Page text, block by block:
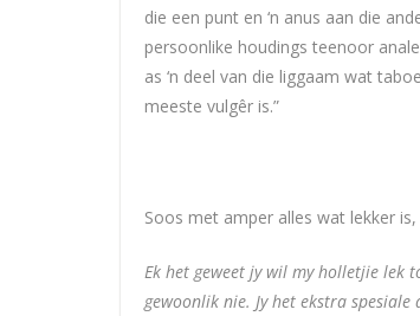
die een punt en ‘n anus aan die
persoonlike houdings teenoor
as ‘n deel van die liggaam wat
meeste vulgêr is.”
Soos met amper alles wat lekker
Ek het geweet jy wil my holletjie lek
gewoonlik nie. Jy het ekstra